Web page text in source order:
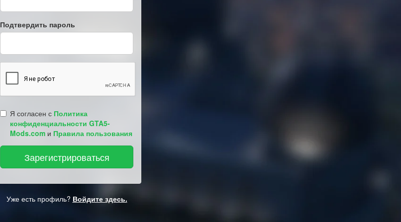
Подтвердить пароль
Я согласен с Политика
конфиденциальности GTA5-
Mods.com и Правила пользования
Уже есть профиль? Войдите здесь.